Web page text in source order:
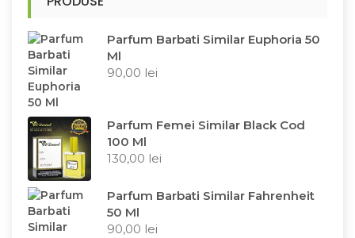
Parfum Barbati Similar Euphoria 50
Ml
90,00 lei
Parfum Femei Similar Black Cod
100 Ml
130,00 lei
Parfum Barbati Similar Fahrenheit
50 Ml
90,00 lei